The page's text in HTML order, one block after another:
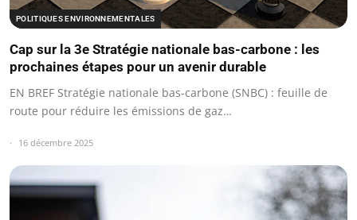
POLITIQUES ENVIRONNEMENTALES
Cap sur la 3e Stratégie nationale bas-carbone : les
prochaines étapes pour un avenir durable
EN BREF Stratégie nationale bas-carbone (SNBC) : feuille de
route pour réduire les émissions de gaz…
16 décembre 2025